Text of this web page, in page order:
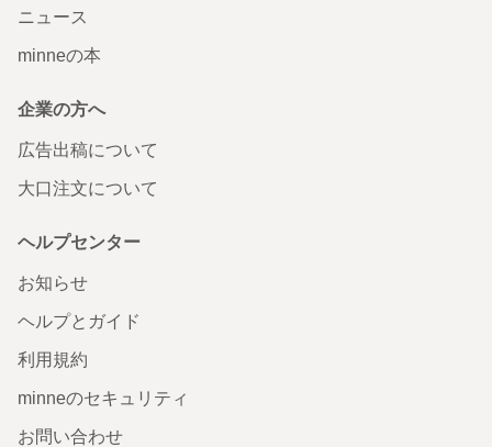
ニュース
minneの本
企業の方へ
広告出稿について
大口注文について
ヘルプセンター
お知らせ
ヘルプとガイド
利用規約
minneのセキュリティ
お問い合わせ